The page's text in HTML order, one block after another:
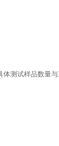
测试样品数量与